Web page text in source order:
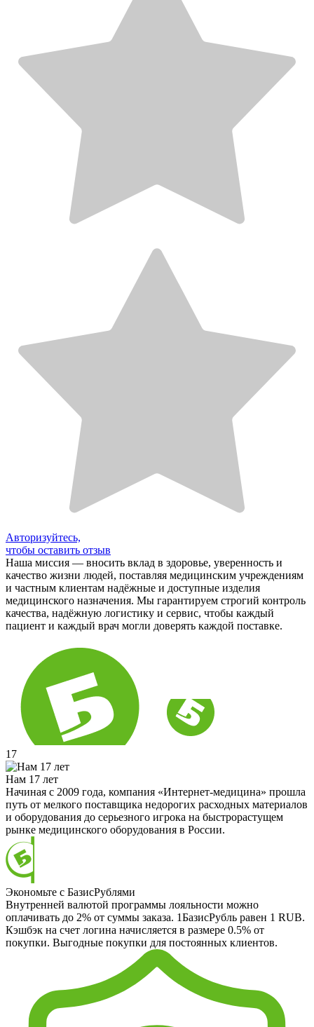
Авторизуйтесь,
чтобы оставить отзыв
Наша миссия — вносить вклад в здоровье, уверенность и
качество жизни людей, поставляя медицинским учреждениям
и частным клиентам надёжные и доступные изделия
медицинского назначения. Мы гарантируем строгий контроль
качества, надёжную логистику и сервис, чтобы каждый
пациент и каждый врач могли доверять каждой поставке.
17
Нам 17 лет
Начиная с 2009 года, компания «Интернет-медицина» прошла
путь от мелкого поставщика недорогих расходных материалов
и оборудования до серьезного игрока на быстрорастущем
рынке медицинского оборудования в России.
Экономьте с БазисРублями
Внутренней валютой программы лояльности можно
оплачивать до 2% от суммы заказа. 1БазисРубль равен 1 RUB.
Кэшбэк на счет логина начисляется в размере 0.5% от
покупки. Выгодные покупки для постоянных клиентов.